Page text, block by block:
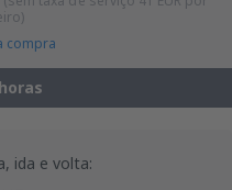
compra
ida e volta: